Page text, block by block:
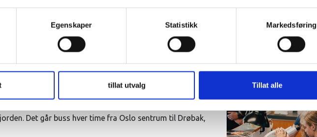
Egenskaper Statistikk Markedsføring
tillat utvalg Tillat alle
av Sparebankstiftelsen DNB siden 2018, utvides
på Østlandet. Fra før gjennomfører prosjektet rundt
for videregående skoler hvert år.
fra Østlandet til Drøbak for et gratis dagsbesøk med
Akvariet i Drøbak og andre aktiviteter som gir elevene
Det går buss hver time fra Oslo sentrum til Drøbak,